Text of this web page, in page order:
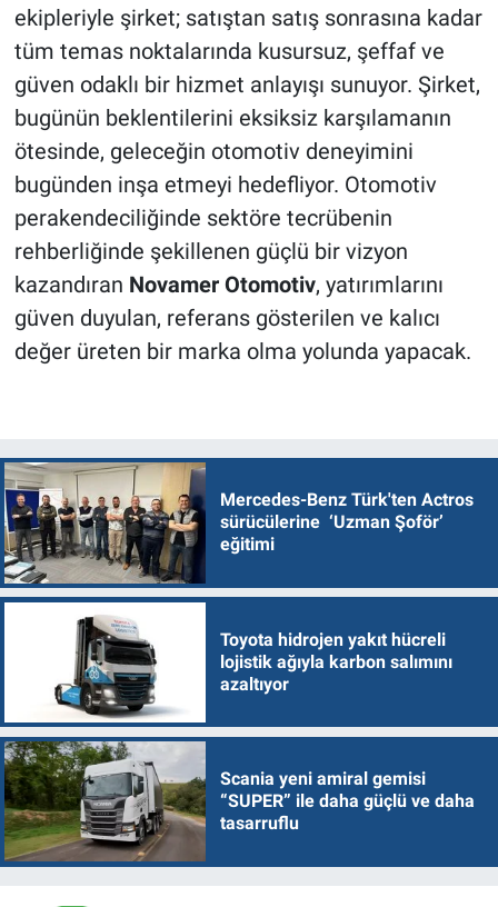
ekipleriyle şirket; satıştan satış sonrasına kadar
tüm temas noktalarında kusursuz, şeffaf ve
güven odaklı bir hizmet anlayışı sunuyor. Şirket,
bugünün beklentilerini eksiksiz karşılamanın
ötesinde, geleceğin otomotiv deneyimini
bugünden inşa etmeyi hedefliyor. Otomotiv
perakendeciliğinde sektöre tecrübenin
rehberliğinde şekillenen güçlü bir vizyon
kazandıran Novamer Otomotiv, yatırımlarını
güven duyulan, referans gösterilen ve kalıcı
değer üreten bir marka olma yolunda yapacak.
Mercedes-Benz Türk'ten Actros
sürücülerine ‘Uzman Şoför’
eğitimi
Toyota hidrojen yakıt hücreli
lojistik ağıyla karbon salımını
azaltıyor
Scania yeni amiral gemisi
“SUPER” ile daha güçlü ve daha
tasarruflu